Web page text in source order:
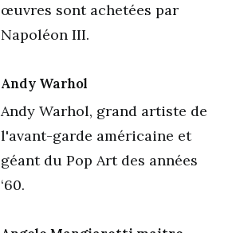
œuvres sont achetées par
Napoléon III.
Andy Warhol
Andy Warhol, grand artiste de
l'avant-garde américaine et
géant du Pop Art des années
‘60.